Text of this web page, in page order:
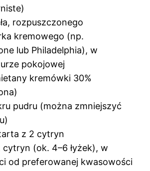
rozpuszczonego
kremowego (np.
lub Philadelphia), w
pokojowej
kremówki 30%
pudru (można zmniejszyć
z 2 cytryn
cytryn (ok. 4–6 łyżek), w
od preferowanej kwasowości